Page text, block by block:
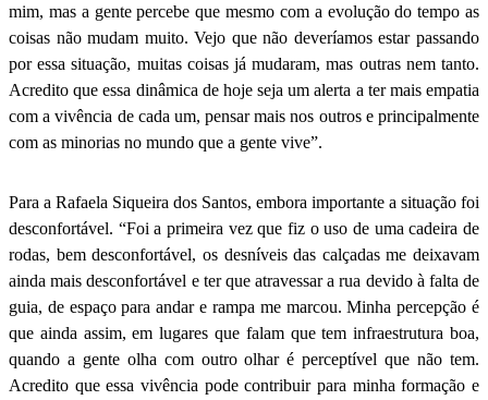
mim, mas a gente percebe que mesmo com a evolução do tempo as
coisas não mudam muito. Vejo que não deveríamos estar passando
por essa situação, muitas coisas já mudaram, mas outras nem tanto.
Acredito que essa dinâmica de hoje seja um alerta a ter mais empatia
com a vivência de cada um, pensar mais nos outros e principalmente
com as minorias no mundo que a gente vive”.
Para a Rafaela Siqueira dos Santos, embora importante a situação foi
desconfortável. “Foi a primeira vez que fiz o uso de uma cadeira de
rodas, bem desconfortável, os desníveis das calçadas me deixavam
ainda mais desconfortável e ter que atravessar a rua devido à falta de
guia, de espaço para andar e rampa me marcou. Minha percepção é
que ainda assim, em lugares que falam que tem infraestrutura boa,
quando a gente olha com outro olhar é perceptível que não tem.
Acredito que essa vivência pode contribuir para minha formação e